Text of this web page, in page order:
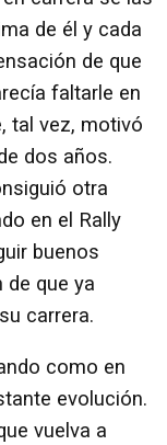
de él y cada
de que
faltarle en
tal vez, motivó
dos años.
otra
en el Rally
buenos
de que ya
carrera.
como en
evolución.
vuelva a